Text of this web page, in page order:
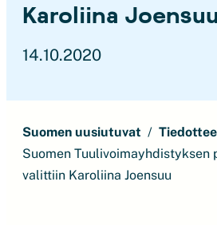
Karoliina Joensuu
14.10.2020
Suomen uusiutuvat
Suomen Tuulivoimayhdistyksen
valittiin Karoliina Joensuu